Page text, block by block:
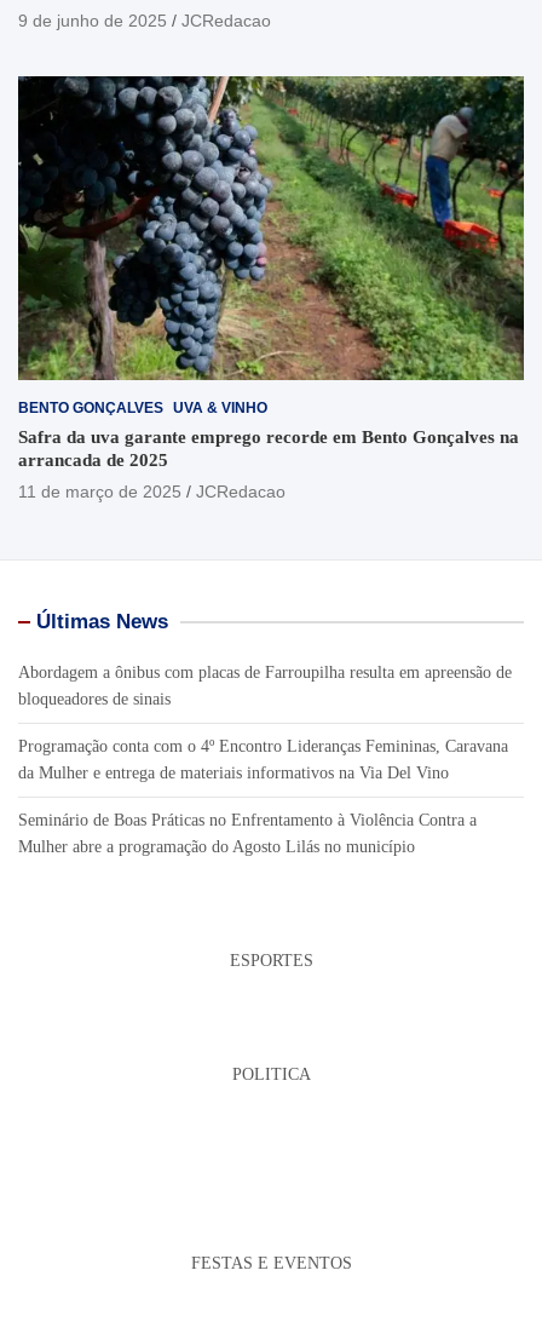
9 de junho de 2025
JCRedacao
BENTO GONÇALVES UVA & VINHO
Safra da uva garante emprego recorde em Bento Gonçalves na
arrancada de 2025
11 de março de 2025
JCRedacao
Últimas News
Abordagem a ônibus com placas de Farroupilha resulta em apreensão de
bloqueadores de sinais
Programação conta com o 4º Encontro Lideranças Femininas, Caravana
da Mulher e entrega de materiais informativos na Via Del Vino
Seminário de Boas Práticas no Enfrentamento à Violência Contra a
Mulher abre a programação do Agosto Lilás no município
ESPORTES
POLITICA
FESTAS E EVENTOS